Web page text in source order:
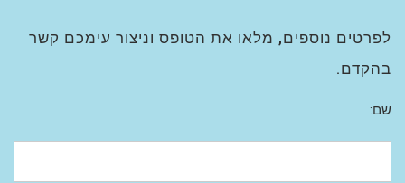
לפרטים נוספים, מלאו את הטופס וניצור עימכם קשר
בהקדם.
שם: